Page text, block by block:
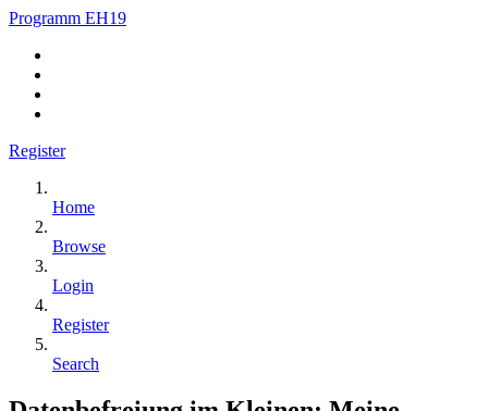
Programm EH19
Register
Home
Browse
Login
Register
Search